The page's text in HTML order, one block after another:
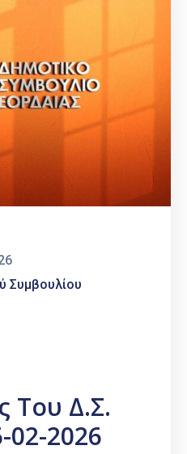
Συμβουλίου
Του Δ.Σ.
02-2026